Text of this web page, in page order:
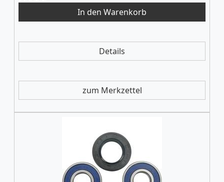
Details
zum Merkzettel